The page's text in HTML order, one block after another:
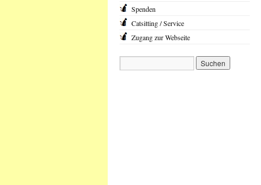
Spenden
Catsitting / Service
Zugang zur Webseite